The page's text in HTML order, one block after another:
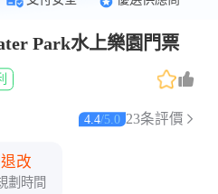
Park水上樂園門票
4.4/5.0 23条評價
改
劃時間